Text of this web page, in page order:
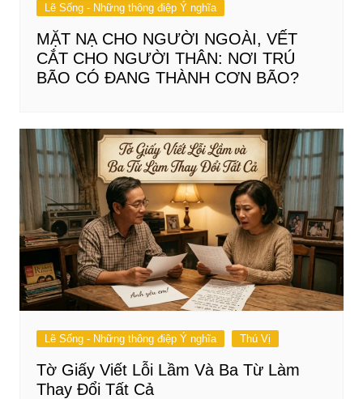
Lẽ Sống - Những thông điệp Ý nghĩa
MẶT NẠ CHO NGƯỜI NGOÀI, VẾT
CẮT CHO NGƯỜI THÂN: NƠI TRÚ
BÃO CÓ ĐANG THÀNH CƠN BÃO?
Lẽ Sống - Những thông điệp Ý nghĩa Thú Vị
Tờ Giấy Viết Lỗi Lầm Và Ba Từ Làm
Thay Đổi Tất Cả